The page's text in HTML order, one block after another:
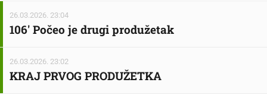
26.03.2026. 23:04
106' Počeo je drugi produžetak
26.03.2026. 23:02
KRAJ PRVOG PRODUŽETKA